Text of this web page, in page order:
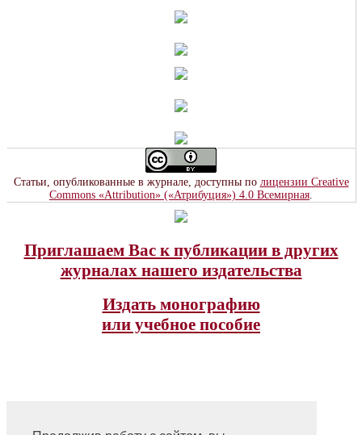
Статьи, опубликованные в журнале, доступны по лицензии Creative
Commons «Attribution» («Атрибуция») 4.0 Всемирная.
Приглашаем Вас к публикации в других
журналах нашего издательства
Издать монографию
или учебное пособие